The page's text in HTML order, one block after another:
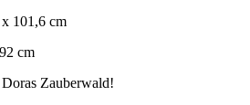
101,6 cm
cm
Zauberwald!